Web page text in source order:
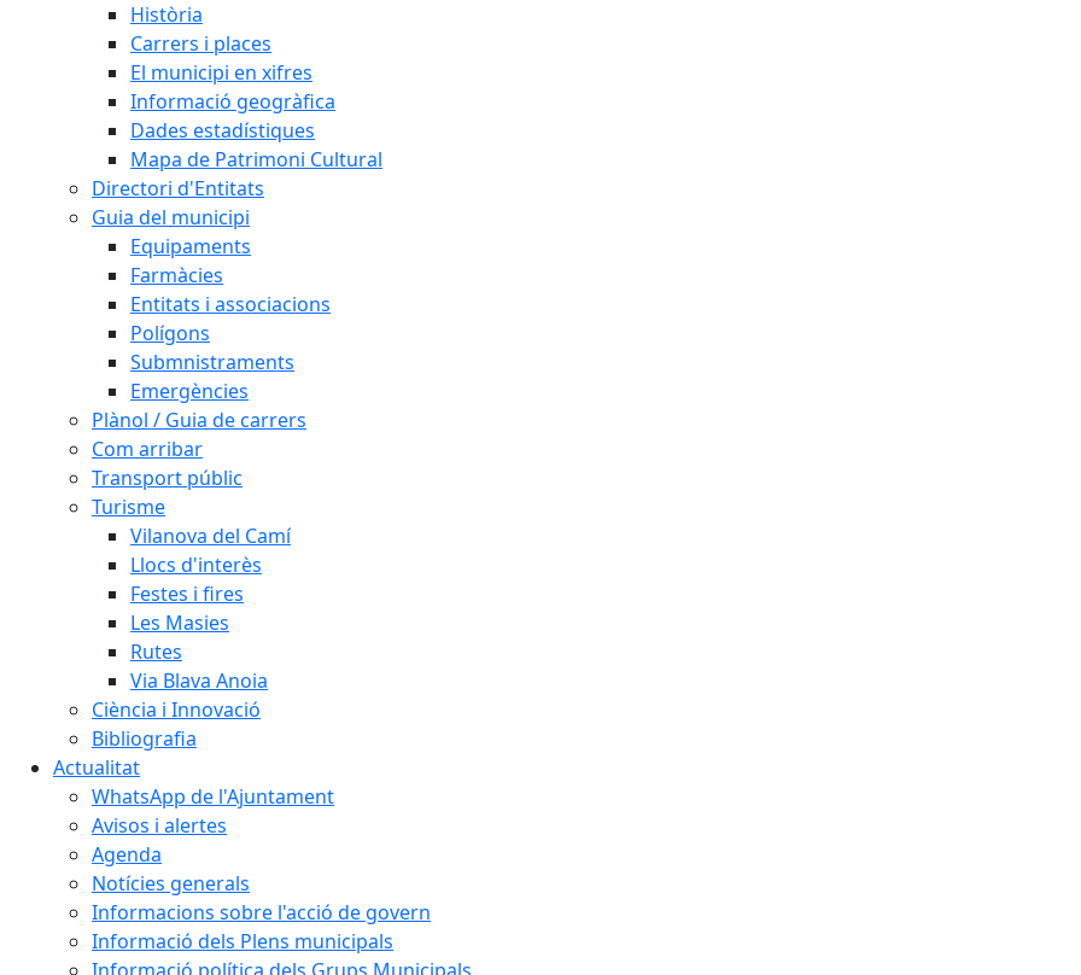
Història
Carrers i places
El municipi en xifres
Informació geogràfica
Dades estadístiques
Mapa de Patrimoni Cultural
Directori d'Entitats
Guia del municipi
Equipaments
Farmàcies
Entitats i associacions
Polígons
Submnistraments
Emergències
Plànol / Guia de carrers
Com arribar
Transport públic
Turisme
Vilanova del Camí
Llocs d'interès
Festes i fires
Les Masies
Rutes
Via Blava Anoia
Ciència i Innovació
Bibliografia
Actualitat
WhatsApp de l'Ajuntament
Avisos i alertes
Agenda
Notícies generals
Informacions sobre l'acció de govern
Informació dels Plens municipals